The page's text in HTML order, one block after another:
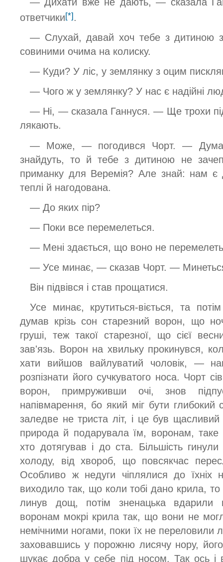
ответчики[*].
— Слухай, давай хоч тебе з дитиною
совиними очима на колиску.
— Куди? У ліс, у землянку з оцим
— Чого ж у землянку? У нас є надійні
— Ні, — сказала Ганнуся. — Ще трохи
лякають.
— Може, — погодився Чорт. —
знайдуть, то й тебе з дитиною не
приманку для Веремія? Але знай: нам є
теплі й нагодована.
— До яких пір?
— Поки все перемелеться.
— Мені здається, що воно не
— Усе минає, — сказав Чорт. —
Він підвівся і став прощатися.
Усе минає, крутиться-віється, та
думав крізь сон старезний ворон, що
груші, теж такої старезної, що сієї
зав'язь. Ворон на хвильку прокинувся,
хати вийшов вайлуватий чоловік, —
розпізнати його сучкуватого носа. Чорт
ворон, примруживши очі, знов
напівмарення, бо який міг бути глибокий
заледве не триста літ, і це був
природа й подарувала їм, воронам, таке
хто дотягував і до ста. Більшість
холоду, від хвороб, що повсякчас
Особливо ж недуги чіплялися до їхніх
виходило так, що коли тобі дано крила, то
линув дощ, потім зненацька вдарили
воронам мокрі крила так, що вони не
немічними ногами, поки їх не переловили
заховавшись у порожню лисячу нору,
шукає добра у себе під носом. Так ось і